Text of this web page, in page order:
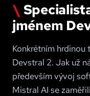
jménem
Konkrétním
Devstral 2. Jak už
především vývoj
Mistral AI se